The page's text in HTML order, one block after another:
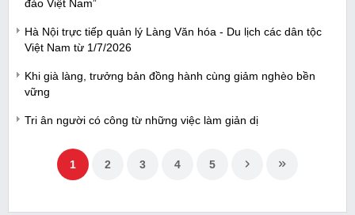
đảo Việt Nam”
Hà Nội trực tiếp quản lý Làng Văn hóa - Du lịch các dân tộc
Việt Nam từ 1/7/2026
Khi già làng, trưởng bản đồng hành cùng giảm nghèo bền
vững
Tri ân người có công từ những việc làm giản dị
1 2 3 4 5